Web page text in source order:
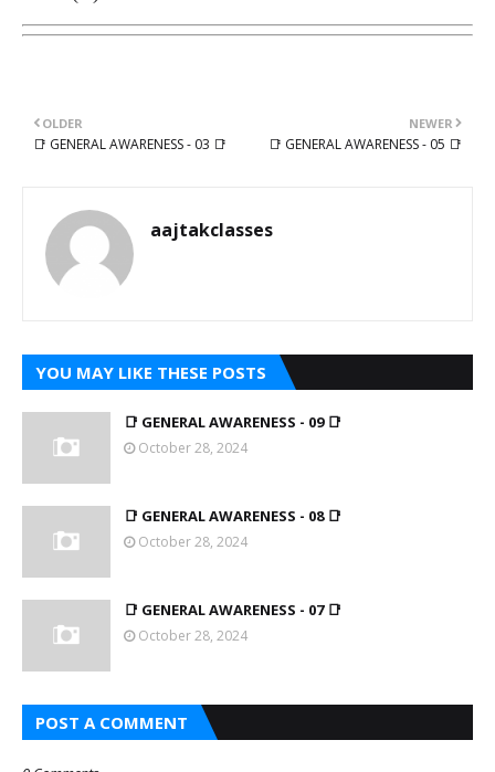
NEWER
📑 GENERAL AWARENESS - 05 📑
OLDER
📑 GENERAL AWARENESS - 03 📑
aajtakclasses
YOU MAY LIKE THESE POSTS
📑 GENERAL AWARENESS - 09 📑
October 28, 2024
📑 GENERAL AWARENESS - 08 📑
October 28, 2024
📑 GENERAL AWARENESS - 07 📑
October 28, 2024
POST A COMMENT